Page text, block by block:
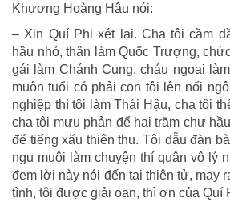
Khương Hoàng Hậu nói:
– Xin Quí Phi xét lại. Cha tôi cầm
hầu nhỏ, thân làm Quốc Trượng,
gái làm Chánh Cung, cháu ngoại
muôn tuổi có phải con tôi lên nối
nghiệp thì tôi làm Thái Hậu, cha tôi
cha tôi mưu phản để hai trăm chư
để tiếng xấu thiên thu. Tôi dẫu đàn
ngu muội làm chuyện thí quân vô lý
đem lời này nói đến tai thiên tử, may
tình, tôi được giải oan, thì ơn của Quí